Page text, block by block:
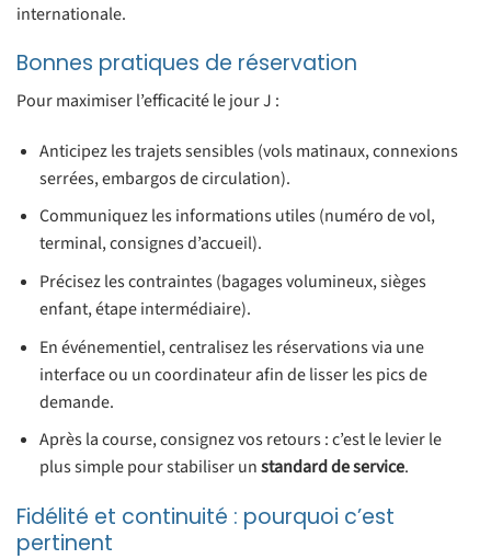
internationale.
Bonnes pratiques de réservation
Pour maximiser l’efficacité le jour J :
Anticipez les trajets sensibles (vols matinaux, connexions
serrées, embargos de circulation).
Communiquez les informations utiles (numéro de vol,
terminal, consignes d’accueil).
Précisez les contraintes (bagages volumineux, sièges
enfant, étape intermédiaire).
En événementiel, centralisez les réservations via une
interface ou un coordinateur afin de lisser les pics de
demande.
Après la course, consignez vos retours : c’est le levier le
plus simple pour stabiliser unstandard de service.
Fidélité et continuité : pourquoi c’est
pertinent